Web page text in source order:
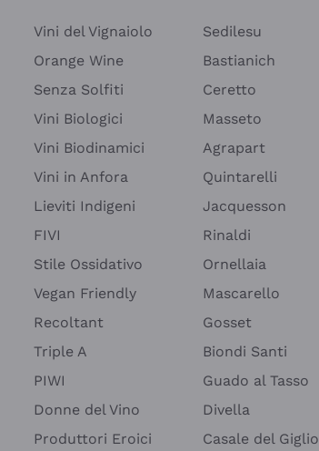
Vini del Vignaiolo
Orange Wine
Senza Solfiti
Vini Biologici
Vini Biodinamici
Vini in Anfora
Lieviti Indigeni
FIVI
Stile Ossidativo
Vegan Friendly
Recoltant
Triple A
PIWI
Donne del Vino
Produttori Eroici
Sedilesu
Bastianich
Ceretto
Masseto
Agrapart
Quintarelli
Jacquesson
Rinaldi
Ornellaia
Mascarello
Gosset
Biondi Santi
Guado al Tasso
Divella
Casale del Giglio